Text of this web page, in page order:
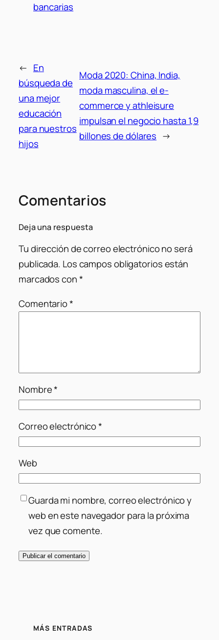
bancarias
← En
búsqueda de
una mejor
educación
para nuestros
hijos
Moda 2020: China, India,
moda masculina, el e-
commerce y athleisure
impulsan el negocio hasta 1,9
billones de dólares →
Comentarios
Deja una respuesta
Tu dirección de correo electrónico no será
publicada. Los campos obligatorios están
marcados con*
Comentario*
Nombre*
Correo electrónico*
Web
Guarda mi nombre, correo electrónico y
web en este navegador para la próxima
vez que comente.
MÁS ENTRADAS